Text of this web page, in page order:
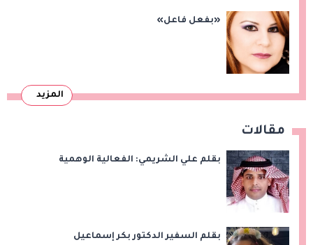
«بفعل فاعل»
المزيد
مقالات
بقلم علي الشريمي: الفعالية الوهمية
بقلم السفير الدكتور بكر إسماعيل